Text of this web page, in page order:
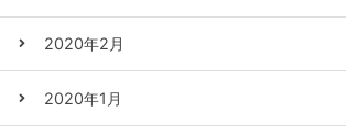
2020年2月
2020年1月